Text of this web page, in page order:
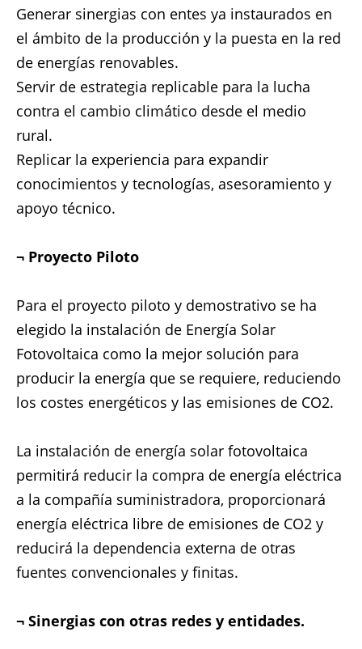
Generar sinergias con entes ya instaurados en
el ámbito de la producción y la puesta en la red
de energías renovables.
Servir de estrategia replicable para la lucha
contra el cambio climático desde el medio
rural.
Replicar la experiencia para expandir
conocimientos y tecnologías, asesoramiento y
apoyo técnico.
¬ Proyecto Piloto
Para el proyecto piloto y demostrativo se ha
elegido la instalación de Energía Solar
Fotovoltaica como la mejor solución para
producir la energía que se requiere, reduciendo
los costes energéticos y las emisiones de CO2.
La instalación de energía solar fotovoltaica
permitirá reducir la compra de energía eléctrica
a la compañía suministradora, proporcionará
energía eléctrica libre de emisiones de CO2 y
reducirá la dependencia externa de otras
fuentes convencionales y finitas.
¬ Sinergias con otras redes y entidades.